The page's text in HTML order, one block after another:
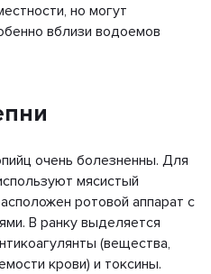
но могут
вблизи водоемов
очень болезненны. Для
мясистый
ротовой аппарат с
В ранку выделяется
(вещества,
крови) и токсины.